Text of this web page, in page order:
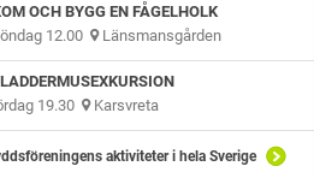
OCH BYGG EN FÅGELHOLK
12.00 Länsmansgården
19.30 Karsvreta
aktiviteter i hela Sverige